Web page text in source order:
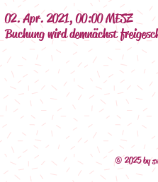
02. Apr. 2021, 00:00 MESZ
Buchung wird demnächst
© 2025 by